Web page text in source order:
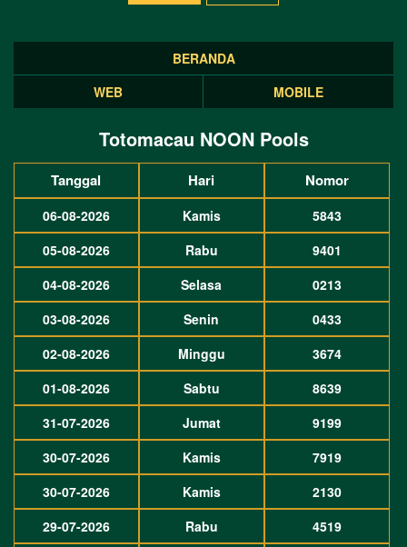
BERANDA
WEB
MOBILE
Totomacau NOON Pools
Tanggal Hari Nomor
06-08-2026 Kamis
5843
05-08-2026
Rabu
9401
04-08-2026
Selasa
0213
03-08-2026
Senin
0433
02-08-2026
Minggu
3674
01-08-2026
Sabtu
8639
31-07-2026
Jumat
9199
30-07-2026
Kamis
7919
30-07-2026
Kamis
2130
29-07-2026
Rabu 4519